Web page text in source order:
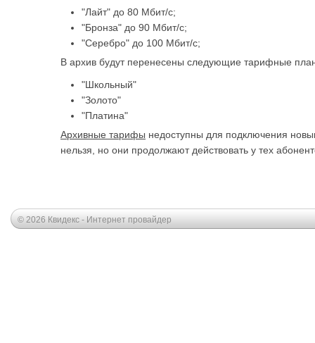
"Лайт" до 80 Мбит/с;
"Бронза" до 90 Мбит/с;
"Серебро" до 100 Мбит/с;
В архив будут перенесены следующие тарифные
"Школьный"
"Золото"
"Платина"
Архивные тарифы недоступны для подключения
нельзя, но они продолжают действовать у тех
© 2026 Квидекс - Интернет провайдер